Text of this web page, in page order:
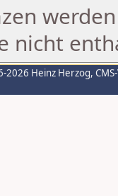
nicht
2026 Heinz Herzog,